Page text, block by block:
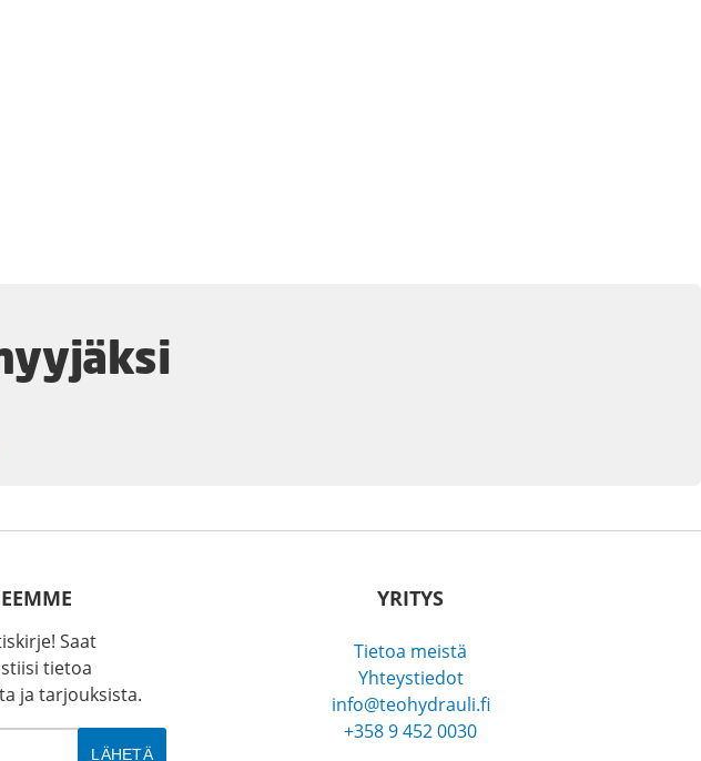
YRITYS
Tietoa meistä
Yhteystiedot
info@teohydrauli.fi
+358 9 452 0030
Saat
tietoa
ja tarjouksista.